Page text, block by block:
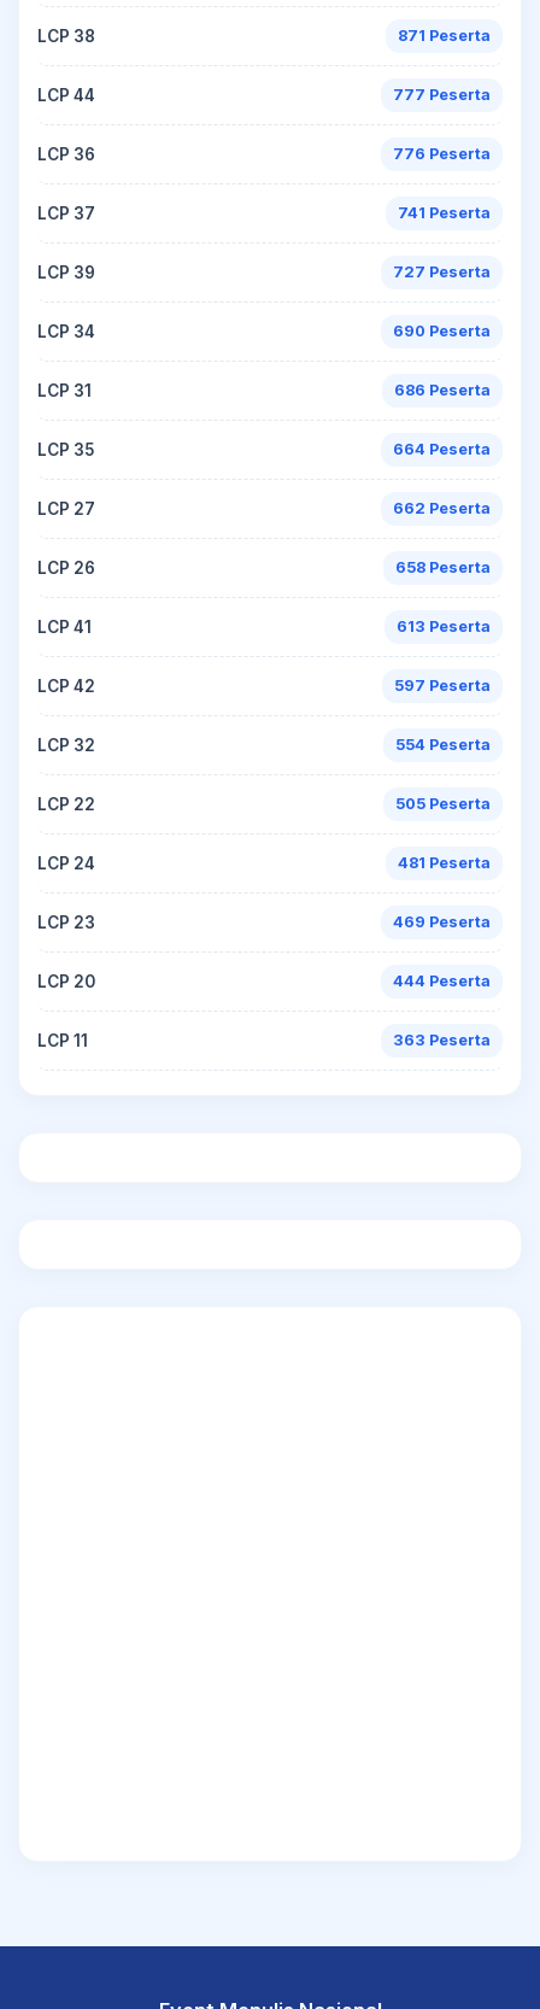
LCP 38 871 Peserta
LCP 44 777 Peserta
LCP 36 776 Peserta
LCP 37 741 Peserta
LCP 39 727 Peserta
LCP 34 690 Peserta
LCP 31 686 Peserta
LCP 35 664 Peserta
LCP 27 662 Peserta
LCP 26 658 Peserta
LCP 41 613 Peserta
LCP 42 597 Peserta
LCP 32 554 Peserta
LCP 22 505 Peserta
LCP 24 481 Peserta
LCP 23 469 Peserta
LCP 20 444 Peserta
LCP 11 363 Peserta